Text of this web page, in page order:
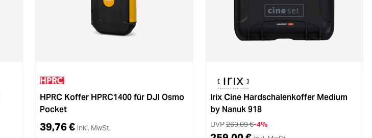
HPRC Koffer HPRC1400 für DJI Osmo
Pocket
39,76 € inkl. MwSt.
Irix Cine Hardschalenkoffer Medium
by Nanuk 918
UVP269,09 €-4%